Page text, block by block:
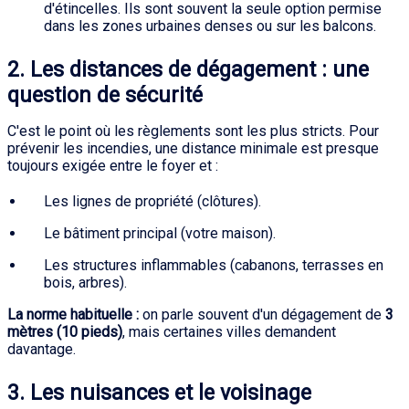
d'étincelles. Ils sont souvent la seule option permise
dans les zones urbaines denses ou sur les balcons.
2. Les distances de dégagement : une
question de sécurité
C'est le point où les règlements sont les plus stricts. Pour
prévenir les incendies, une distance minimale est presque
toujours exigée entre le foyer et :
Les lignes de propriété (clôtures).
Le bâtiment principal (votre maison).
Les structures inflammables (cabanons, terrasses en
bois, arbres).
La norme habituelle : on parle souvent d'un dégagement de 3
mètres (10 pieds), mais certaines villes demandent
davantage.
3. Les nuisances et le voisinage